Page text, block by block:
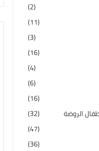
(2)
(11)
(3)
(16)
(4)
(6)
(16)
(32)
(47)
(36)